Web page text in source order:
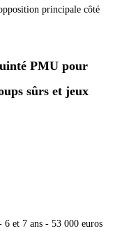
principale côté
PMU pour
sûrs et jeux
et 7 ans - 53 000 euros